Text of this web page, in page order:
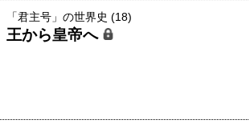
「君主号」の世界史 (18)
王から皇帝へ